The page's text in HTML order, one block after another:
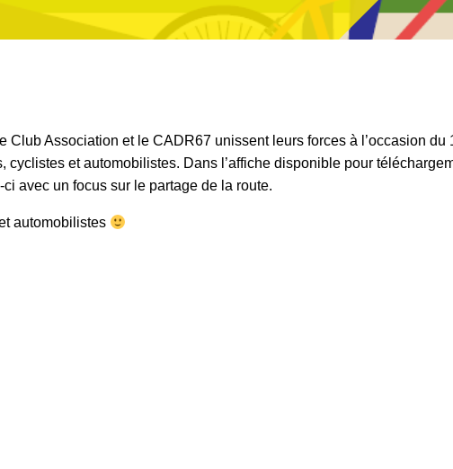
Club Association et le CADR67 unissent leurs forces à l’occasion
cyclistes et automobilistes. Dans l’affiche disponible pour
avec un focus sur le partage de la route.
automobilistes